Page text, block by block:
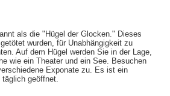
als die "Hügel der Glocken." Dieses
wurden, für Unabhängigkeit zu
Auf dem Hügel werden Sie in der Lage,
wie ein Theater und ein See. Besuchen
Exponate zu. Es ist ein
geöffnet.